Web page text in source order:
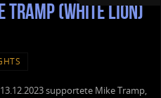
Tramp (White Lion)
supportete Mike Tramp,